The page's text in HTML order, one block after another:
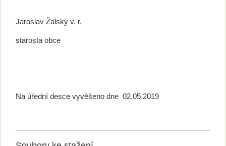
Jaroslav Žalský v. r.
starosta obce
Na úřední desce vyvěšeno dne 02.05.2019